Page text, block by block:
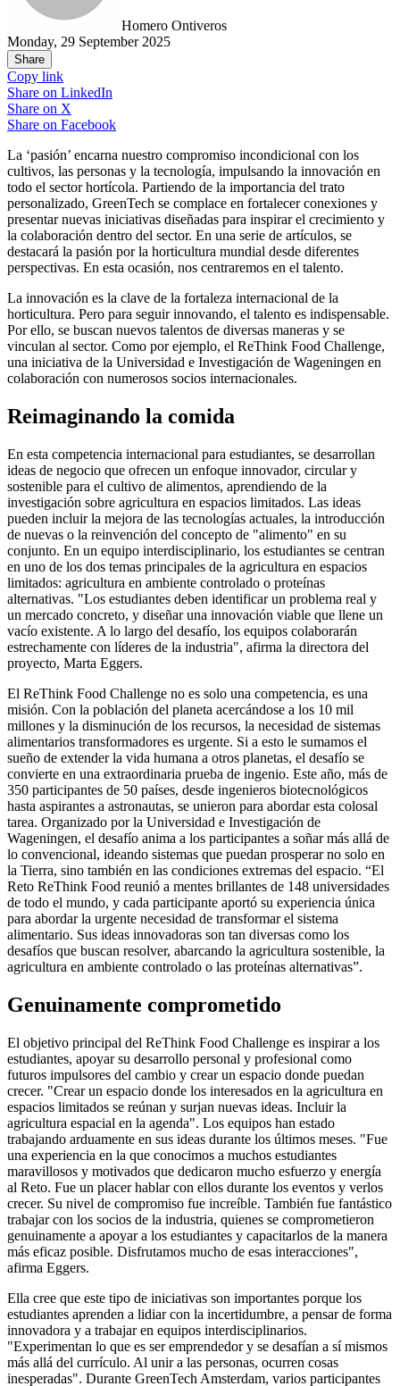
Homero Ontiveros
Monday, 29 September 2025
Share
Copy link
Share on LinkedIn
Share on X
Share on Facebook
La ‘pasión’ encarna nuestro compromiso incondicional con los
cultivos, las personas y la tecnología, impulsando la innovación en
todo el sector hortícola. Partiendo de la importancia del trato
personalizado, GreenTech se complace en fortalecer conexiones y
presentar nuevas iniciativas diseñadas para inspirar el crecimiento y
la colaboración dentro del sector. En una serie de artículos, se
destacará la pasión por la horticultura mundial desde diferentes
perspectivas. En esta ocasión, nos centraremos en el talento.
La innovación es la clave de la fortaleza internacional de la
horticultura. Pero para seguir innovando, el talento es indispensable.
Por ello, se buscan nuevos talentos de diversas maneras y se
vinculan al sector. Como por ejemplo, el ReThink Food Challenge,
una iniciativa de la Universidad e Investigación de Wageningen en
colaboración con numerosos socios internacionales.
Reimaginando la comida
En esta competencia internacional para estudiantes, se desarrollan
ideas de negocio que ofrecen un enfoque innovador, circular y
sostenible para el cultivo de alimentos, aprendiendo de la
investigación sobre agricultura en espacios limitados. Las ideas
pueden incluir la mejora de las tecnologías actuales, la introducción
de nuevas o la reinvención del concepto de "alimento" en su
conjunto. En un equipo interdisciplinario, los estudiantes se centran
en uno de los dos temas principales de la agricultura en espacios
limitados: agricultura en ambiente controlado o proteínas
alternativas. "Los estudiantes deben identificar un problema real y
un mercado concreto, y diseñar una innovación viable que llene un
vacío existente. A lo largo del desafío, los equipos colaborarán
estrechamente con líderes de la industria", afirma la directora del
proyecto, Marta Eggers.
El ReThink Food Challenge no es solo una competencia, es una
misión. Con la población del planeta acercándose a los 10 mil
millones y la disminución de los recursos, la necesidad de sistemas
alimentarios transformadores es urgente. Si a esto le sumamos el
sueño de extender la vida humana a otros planetas, el desafío se
convierte en una extraordinaria prueba de ingenio. Este año, más de
350 participantes de 50 países, desde ingenieros biotecnológicos
hasta aspirantes a astronautas, se unieron para abordar esta colosal
tarea. Organizado por la Universidad e Investigación de
Wageningen, el desafío anima a los participantes a soñar más allá de
lo convencional, ideando sistemas que puedan prosperar no solo en
la Tierra, sino también en las condiciones extremas del espacio. “El
Reto ReThink Food reunió a mentes brillantes de 148 universidades
de todo el mundo, y cada participante aportó su experiencia única
para abordar la urgente necesidad de transformar el sistema
alimentario. Sus ideas innovadoras son tan diversas como los
desafíos que buscan resolver, abarcando la agricultura sostenible, la
agricultura en ambiente controlado o las proteínas alternativas”.
Genuinamente comprometido
El objetivo principal del ReThink Food Challenge es inspirar a los
estudiantes, apoyar su desarrollo personal y profesional como
futuros impulsores del cambio y crear un espacio donde puedan
crecer. "Crear un espacio donde los interesados en la agricultura en
espacios limitados se reúnan y surjan nuevas ideas. Incluir la
agricultura espacial en la agenda". Los equipos han estado
trabajando arduamente en sus ideas durante los últimos meses. "Fue
una experiencia en la que conocimos a muchos estudiantes
maravillosos y motivados que dedicaron mucho esfuerzo y energía
al Reto. Fue un placer hablar con ellos durante los eventos y verlos
crecer. Su nivel de compromiso fue increíble. También fue fantástico
trabajar con los socios de la industria, quienes se comprometieron
genuinamente a apoyar a los estudiantes y capacitarlos de la manera
más eficaz posible. Disfrutamos mucho de esas interacciones",
afirma Eggers.
Ella cree que este tipo de iniciativas son importantes porque los
estudiantes aprenden a lidiar con la incertidumbre, a pensar de forma
innovadora y a trabajar en equipos interdisciplinarios.
"Experimentan lo que es ser emprendedor y se desafían a sí mismos
más allá del currículo. Al unir a las personas, ocurren cosas
inesperadas". Durante GreenTech Amsterdam, varios participantes